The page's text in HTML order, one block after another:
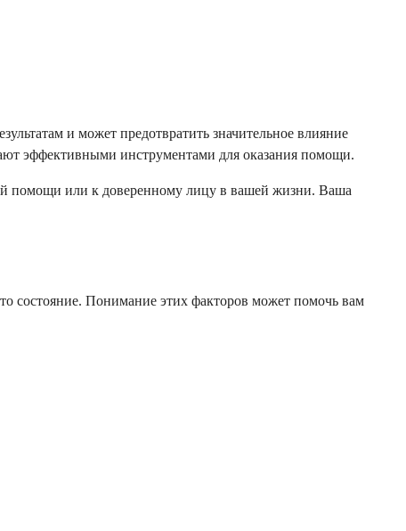
и может предотвратить значительное влияние
эффективными инструментами для оказания помощи.
помощи или к доверенному лицу в вашей жизни. Ваша
состояние. Понимание этих факторов может помочь вам